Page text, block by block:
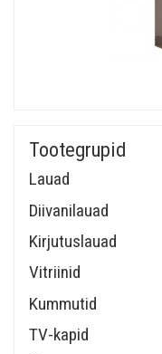
Tootegrupid
Lauad
Diivanilauad
Kirjutuslauad
Vitriinid
Kummutid
TV-kapid